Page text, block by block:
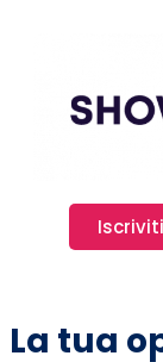
Iscriviti
La tua